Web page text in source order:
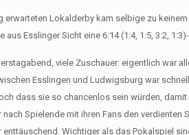
erwarteten Lokalderby kam selbige zu
aus Esslinger Sicht eine 6:14 (1:4, 1:5, 3:2,
viele Zuschauer: eigentlich war
Esslingen und Ludwigsburg war
dass sie so chancenlos sein würden,
Spielende mit ihren Fans den
enttäuschend. Wichtiger als das Pokalspiel